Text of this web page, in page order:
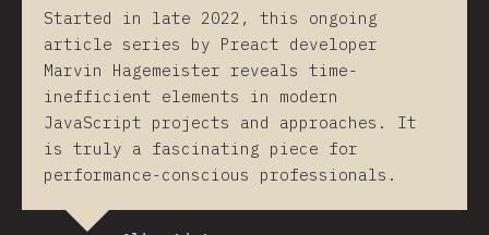
Started in late 2022, this ongoing
article series by Preact developer
Marvin Hagemeister reveals time-
inefficient elements in modern
JavaScript projects and approaches. It
is truly a fascinating piece for
performance-conscious professionals.